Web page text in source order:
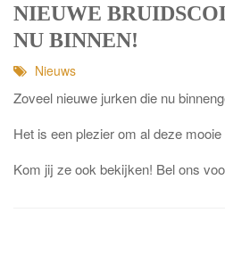
NIEUWE
NU BINNEN!
Nieuws
Zoveel nieuwe jurken die nu
Het is een plezier om al deze
Kom jij ze ook bekijken! Bel ons